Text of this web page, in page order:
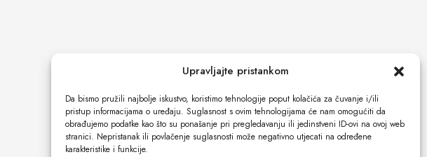
Upravljajte pristankom
Da bismo pružili najbolje iskustvo, koristimo tehnologije poput kolačića za čuvanje i/ili
pristup informacijama o uređaju. Suglasnost s ovim tehnologijama će nam omogućiti da
obrađujemo podatke kao što su ponašanje pri pregledavanju ili jedinstveni ID-ovi na ovoj web
stranici. Nepristanak ili povlačenje suglasnosti može negativno utjecati na određene
karakteristike i funkcije.